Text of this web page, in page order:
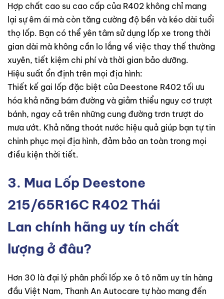
Hợp chất cao su cao cấp của R402 không chỉ mang
lại sự êm ái mà còn tăng cường độ bền và kéo dài tuổi
thọ lốp. Bạn có thể yên tâm sử dụng lốp xe trong thời
gian dài mà không cần lo lắng về việc thay thế thường
xuyên, tiết kiệm chi phí và thời gian bảo dưỡng.
Hiệu suất ổn định trên mọi địa hình:
Thiết kế gai lốp đặc biệt của Deestone R402 tối ưu
hóa khả năng bám đường và giảm thiểu nguy cơ trượt
bánh, ngay cả trên những cung đường trơn trượt do
mưa ướt. Khả năng thoát nước hiệu quả giúp bạn tự tin
chinh phục mọi địa hình, đảm bảo an toàn trong mọi
điều kiện thời tiết.
3. Mua Lốp Deestone
215/65R16C R402 Thái
Lan chính hãng uy tín chất
lượng ở đâu?
Hơn 30 là đại lý phân phối lốp xe ô tô năm uy tín hàng
đầu Việt Nam, Thanh An Autocare tự hào mang đến